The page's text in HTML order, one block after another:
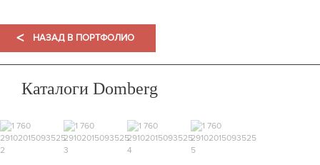
< НАЗАД В ПОРТФОЛИО
Каталоги Domberg